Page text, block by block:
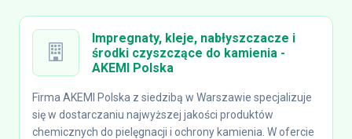
Impregnaty, kleje, nabłyszczacze i
środki czyszczące do kamienia -
AKEMI Polska
Firma AKEMI Polska z siedzibą w Warszawie specjalizuje
się w dostarczaniu najwyższej jakości produktów
chemicznych do pielęgnacji i ochrony kamienia. W ofercie